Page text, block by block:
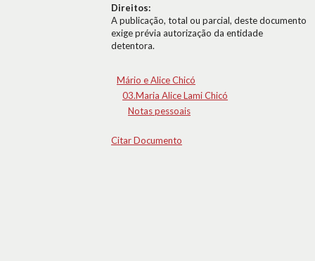
Direitos:
A publicação, total ou parcial, deste documento
exige prévia autorização da entidade
detentora.
Mário e Alice Chicó
03.Maria Alice Lami Chicó
Notas pessoais
Citar Documento